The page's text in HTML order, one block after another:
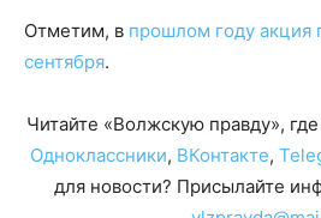
Отметим, в прошлом году акция
сентября.
Читайте «Волжскую правду»,
Одноклассники, ВКонтакте,
для новости? Присылайте